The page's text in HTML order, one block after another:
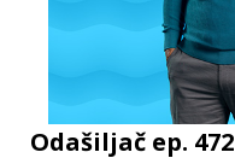
Odašiljač ep. 472